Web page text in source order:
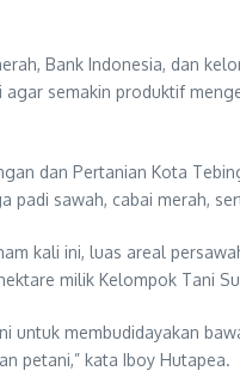
Bank Indonesia, dan
semakin produktif
dan Pertanian Kota
padi sawah, cabai merah,
kali ini, luas areal
milik Kelompok Tani
untuk membudidayakan
petani,” kata Iboy Hutapea.